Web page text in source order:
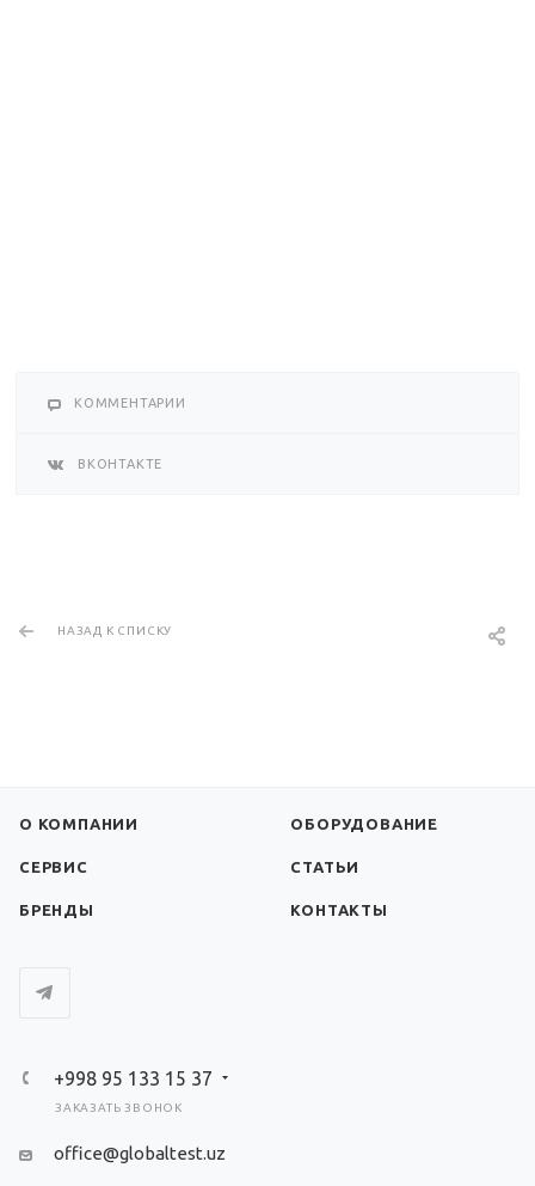
КОММЕНТАРИИ
ВКОНТАКТЕ
НАЗАД К СПИСКУ
О КОМПАНИИ ОБОРУДОВАНИЕ
СЕРВИС СТАТЬИ
БРЕНДЫ КОНТАКТЫ
+998 95 133 15 37
ЗАКАЗАТЬ ЗВОНОК
office@globaltest.uz